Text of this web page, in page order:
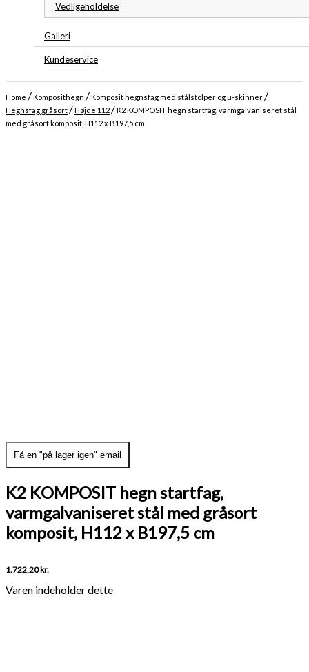
Vedligeholdelse
Galleri
Kundeservice
Home /Komposithegn /Komposit hegnsfag med stålstolper og u-skinner /
Hegnsfag gråsort /Højde 112 /K2 KOMPOSIT hegn startfag, varmgalvaniseret stål
med gråsort komposit, H112 x B197,5 cm
K2 KOMPOSIT hegn startfag,
varmgalvaniseret stål med gråsort
komposit, H112 x B197,5 cm
1.722,20kr.
Få en "på lager igen" email